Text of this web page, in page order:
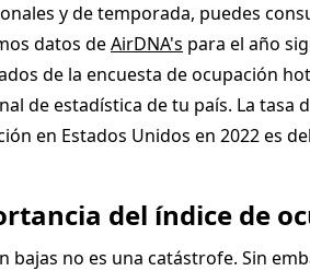
y de temporada, puedes
datos deAirDNA's para el año
de la encuesta de ocupación
de estadística de tu país. La tasa
en Estados Unidos en 2022 es
del índice de
bajas no es una catástrofe. Sin